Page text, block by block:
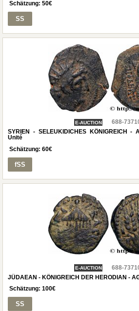
Schätzung: 50€
SS
E-AUCTION
688-
SYRIEN - SELEUKIDICHES KÖNIGREICH -
Unité
Schätzung: 60€
fSS
E-AUCTION
688-
JÜDAEAN - KÖNIGREICH DER HERODIAN -
Schätzung: 100€
SS